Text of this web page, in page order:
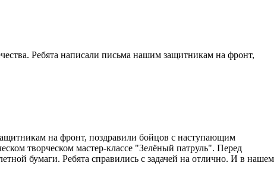
Ребята написали письма нашим защитникам на фронт,
на фронт, поздравили бойцов с наступающим
творческом мастер-классе "Зелёный патруль". Перед
бумаги. Ребята справились с задачей на отлично. И в нашем